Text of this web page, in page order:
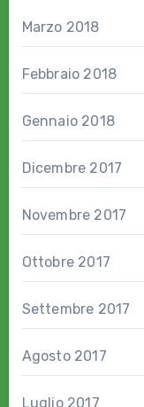
Marzo 2018
Febbraio 2018
Gennaio 2018
Dicembre 2017
Novembre 2017
Ottobre 2017
Settembre 2017
Agosto 2017
Luglio 2017